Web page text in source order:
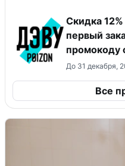
Скидка
первый
промокоду
До 31 декабря,
Все